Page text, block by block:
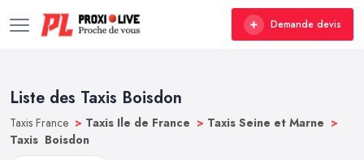
Demande devis
Liste des Taxis Boisdon
Taxis France > Taxis Ile de France > Taxis Seine et Marne >
Taxis Boisdon